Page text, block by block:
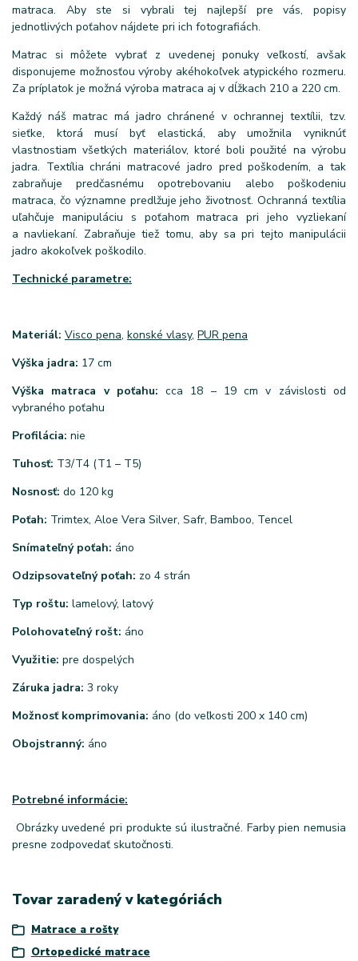
matraca. Aby ste si vybrali tej najlepší pre vás, popisy
jednotlivých poťahov nájdete pri ich fotografiách.
Matrac si môžete vybrať z uvedenej ponuky veľkostí, avšak
disponujeme možnosťou výroby akéhokoľvek atypického rozmeru.
Za príplatok je možná výroba matraca aj v dĺžkach 210 a 220 cm.
Každý náš matrac má jadro chránené v ochrannej textílii, tzv.
sieťke, ktorá musí byť elastická, aby umožnila vyniknúť
vlastnostiam všetkých materiálov, ktoré boli použité na výrobu
jadra. Textília chráni matracové jadro pred poškodením, a tak
zabraňuje predčasnému opotrebovaniu alebo poškodeniu
matraca, čo významne predlžuje jeho životnosť. Ochranná textília
uľahčuje manipuláciu s poťahom matraca pri jeho vyzliekaní
a navliekaní. Zabraňuje tiež tomu, aby sa pri tejto manipulácii
jadro akokoľvek poškodilo.
Technické parametre:
Materiál: Visco pena, konské vlasy, PUR pena
Výška jadra: 17 cm
Výška matraca v poťahu: cca 18 – 19 cm v závislosti od
vybraného poťahu
Profilácia: nie
Tuhosť: T3/T4 (T1 – T5)
Nosnosť: do 120 kg
Poťah: Trimtex, Aloe Vera Silver, Safr, Bamboo, Tencel
Snímateľný poťah: áno
Odzipsovateľný poťah: zo 4 strán
Typ roštu: lamelový, latový
Polohovateľný rošt: áno
Využitie: pre dospelých
Záruka jadra: 3 roky
Možnosť komprimovania: áno (do veľkosti 200 x 140 cm)
Obojstranný: áno
Potrebné informácie:
Obrázky uvedené pri produkte sú ilustračné. Farby pien nemusia
presne zodpovedať skutočnosti.
Tovar zaradený v kategóriách
Matrace a rošty
Ortopedické matrace